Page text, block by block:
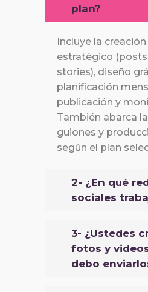
plan?
Incluye la
estratégico
stories), diseño
planificación
publicación y
También abarca
guiones y
según el plan
2- ¿En qué
sociales
3- ¿Ustedes
fotos y
debo